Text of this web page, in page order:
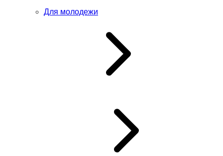
Для молодежи